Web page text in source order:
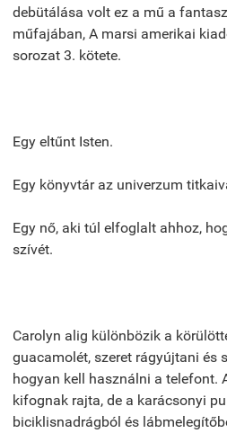
debütálása volt ez a mű a
műfajában, A marsi amerikai
sorozat 3. kötete.
Egy eltűnt Isten.
Egy könyvtár az univerzum
Egy nő, aki túl elfoglalt ahhoz,
szívét.
Carolyn alig különbözik a
guacamolét, szeret rágyújtani és
hogyan kell használni a telefont.
kifognak rajta, de a karácsonyi
biciklisnadrágból és